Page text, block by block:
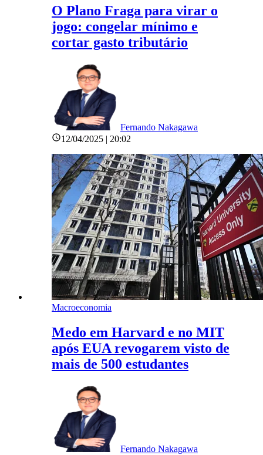
O Plano Fraga para virar o
jogo: congelar mínimo e
cortar gasto tributário
Fernando Nakagawa
12/04/2025 | 20:02
Macroeconomia
Medo em Harvard e no MIT
após EUA revogarem visto de
mais de 500 estudantes
Fernando Nakagawa